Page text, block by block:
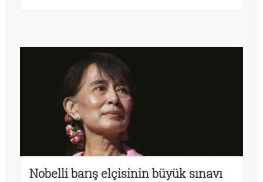
Nobelli barış elçisinin büyük sınavı